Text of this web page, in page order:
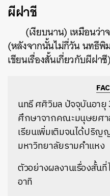
ผีฝาชี
(เงียบนาน) เหมือนว่า
(หลังจากนั้นไม่กี่วัน นทธีพิ
เขียนเรื่องสั้นเกี่ยวกับผีฝาชี)
นทธี ศศิวิมล ปัจจุบันอา
ศึกษาจากคณะมนุษยศา
เรียนเพิ่มเติมจนได้ปริ
มหาวิทยาลัยรามคำแหง
ตัวอย่างผลงานเรื่องสั้น
อาทิ